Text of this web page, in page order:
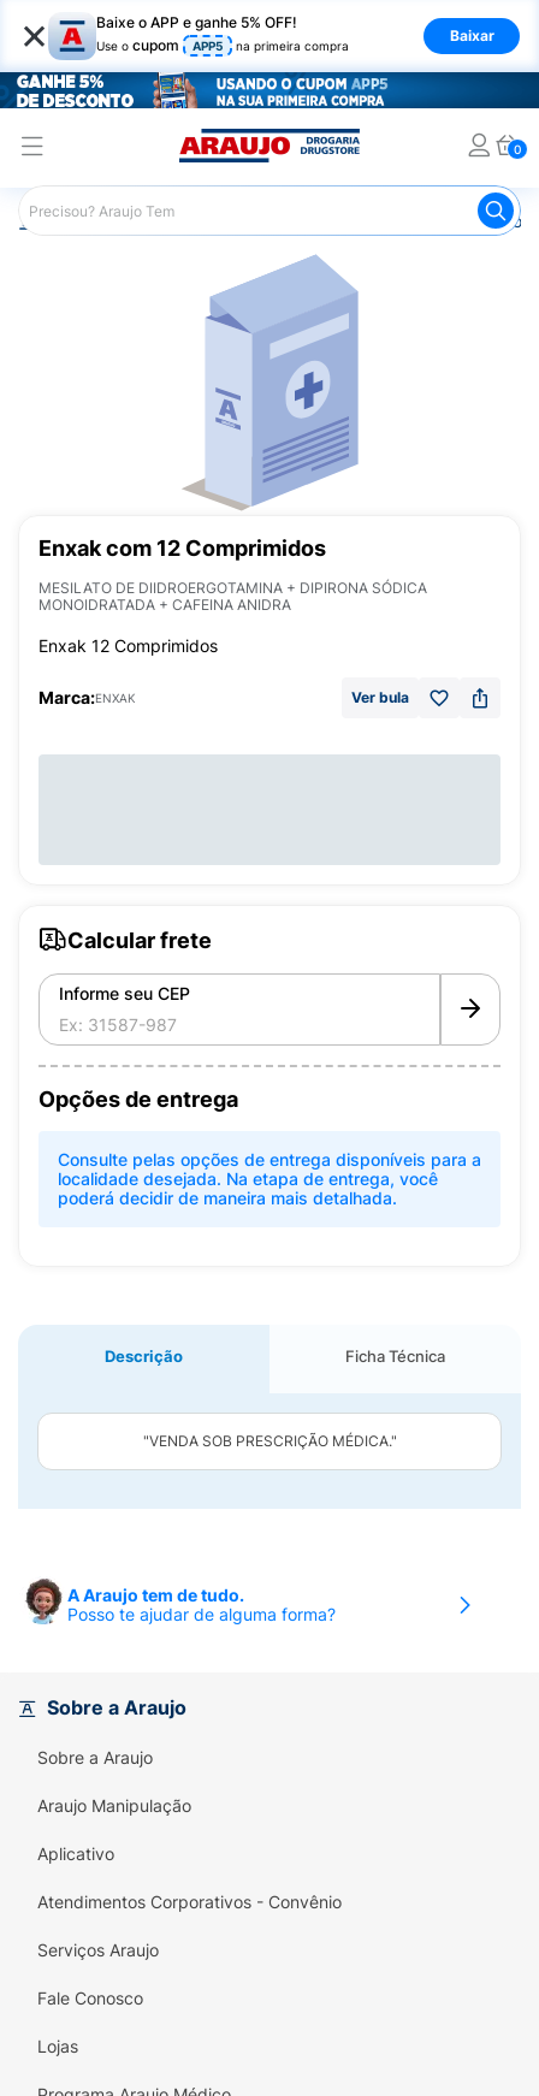
× Baixe o APP e ganhe 5% OFF!
Use o cupom APP5 na primeira compra
Baixar
0
Araujo Medicamentos Remédio
Enxak com 12 Comprimidos
MESILATO DE DIIDROERGOTAMINA + DIPIRONA SÓDICA
MONOIDRATADA + CAFEINA ANIDRA
Enxak 12 Comprimidos
Marca:ENXAK Ver bula
Calcular frete
Informe seu CEP
Opções de entrega
Consulte pelas opções de entrega disponíveis para a
localidade desejada. Na etapa de entrega, você
poderá decidir de maneira mais detalhada.
Descrição Ficha Técnica
"VENDA SOB PRESCRIÇÃO MÉDICA."
A Araujo tem de tudo.
Posso te ajudar de alguma forma?
Sobre a Araujo
Sobre a Araujo
Araujo Manipulação
Aplicativo
Atendimentos Corporativos - Convênio
Serviços Araujo
Fale Conosco
Lojas